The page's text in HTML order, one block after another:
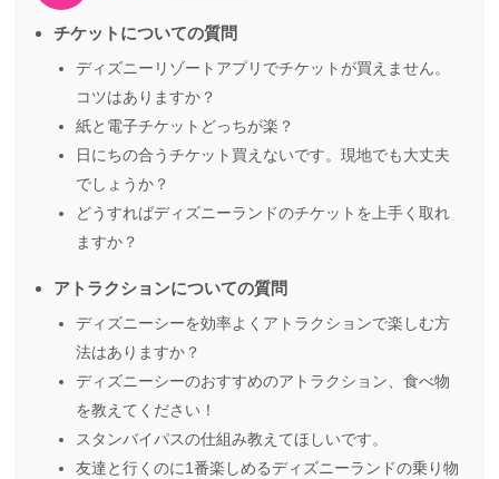
チケットについての質問
ディズニーリゾートアプリでチケットが買えません。
コツはありますか？
紙と電子チケットどっちが楽？
日にちの合うチケット買えないです。現地でも大丈夫
でしょうか？
どうすればディズニーランドのチケットを上手く取れ
ますか？
アトラクションについての質問
ディズニーシーを効率よくアトラクションで楽しむ方
法はありますか？
ディズニーシーのおすすめのアトラクション、食べ物
を教えてください！
スタンバイパスの仕組み教えてほしいです。
友達と行くのに1番楽しめるディズニーランドの乗り物